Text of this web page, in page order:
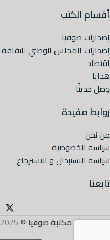
أقسام الكتب
إصدارات صوفيا
إصدارات المجلس الوطني للثقافة
اقتصاد
هدايا
وصل حديثًا
روابط مفيدة
من نحن
سياسة الخصوصية
سياسة الاستبدال و الاسترجاع
تابعنا
مكتبة صوفيا © 2025 | Design by